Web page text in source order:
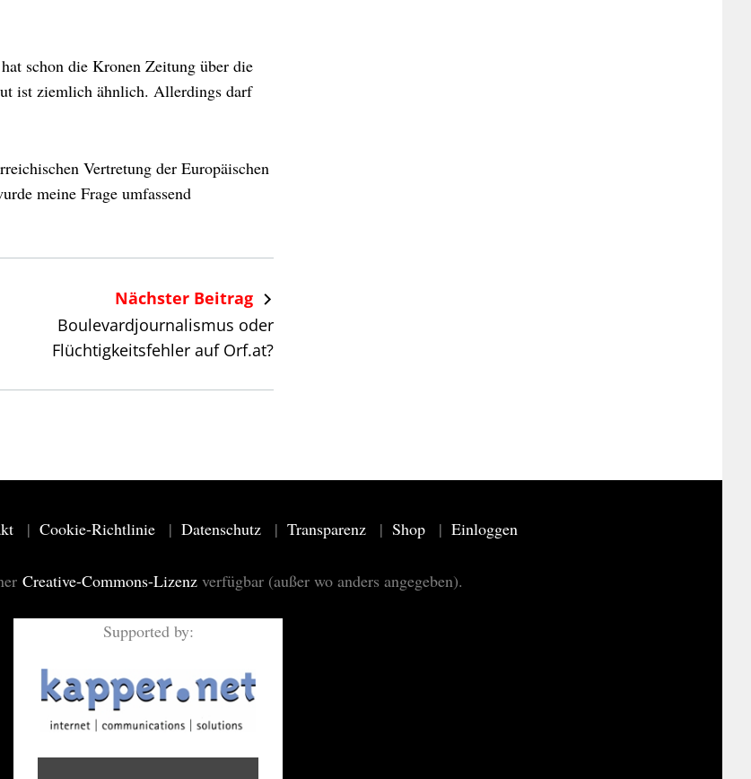
schon die Kronen Zeitung über die
ist ziemlich ähnlich. Allerdings darf
Vertretung der Europäischen
meine Frage umfassend
Nächster Beitrag
Boulevardjournalismus oder
Flüchtigkeitsfehler auf Orf.at?
Cookie-Richtlinie Datenschutz Transparenz Shop Einloggen
Creative-Commons-Lizenzverfügbar (außer wo anders angegeben).
Supported by: